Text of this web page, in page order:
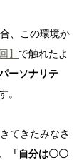
、この環境か
】 で触れたよ
ーソナリテ
。
てきたみなさ
「自分は〇〇